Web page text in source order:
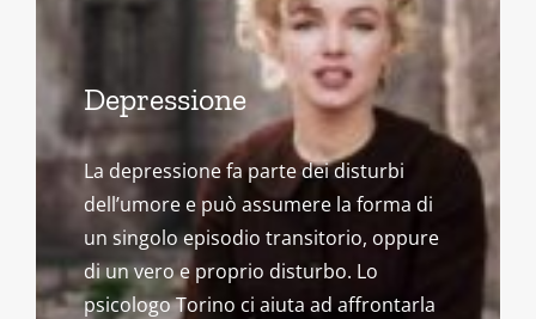
Depressione
La depressione fa parte dei disturbi
dell’umore e può assumere la forma di
un singolo episodio transitorio, oppure
di un vero e proprio disturbo. Lo
psicologo Torino ci aiuta ad affrontarla